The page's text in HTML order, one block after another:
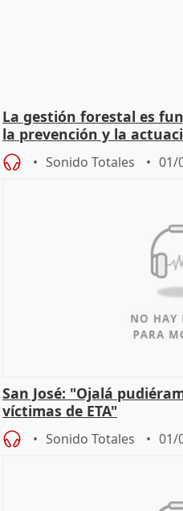
La gestión forestal es
la prevención y la
Sonido Totales 01/
San José: "Ojalá
víctimas de ETA"
Sonido Totales 01/